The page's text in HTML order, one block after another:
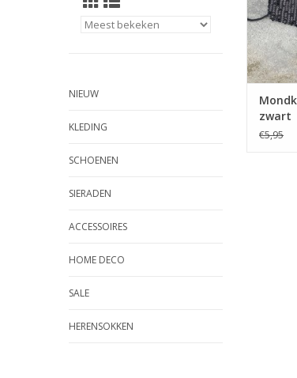
NIEUW
KLEDING
SCHOENEN
SIERADEN
ACCESSOIRES
HOME DECO
SALE
HERENSOKKEN
zwart
€5,95